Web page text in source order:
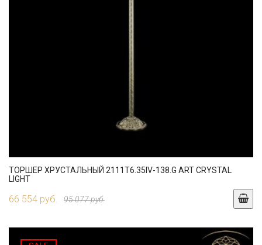
ТОРШЕР ХРУСТАЛЬНЫЙ 2111T6.35IV-138.G ART CRYSTAL
LIGHT
66 554 руб. 95 077 руб.